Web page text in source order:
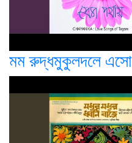
মম রুদ্ধমুকুলদলে এসো